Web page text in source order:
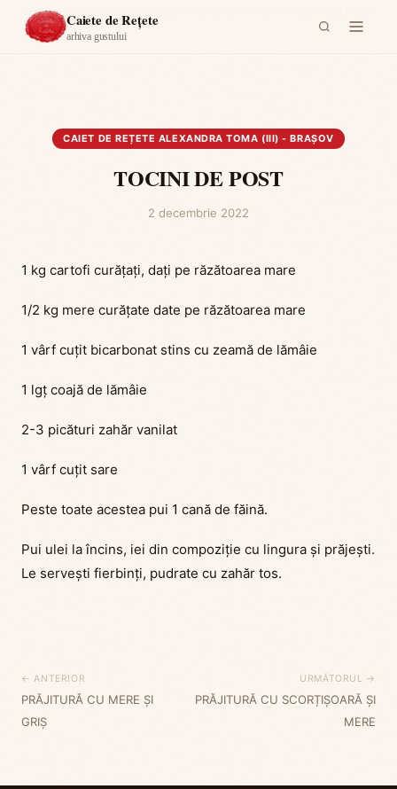
Caiete de Rețete
arhiva gustului
Acasă ›
CAIET DE REȚETE ALEXANDRA TOMA (III) - BRAȘOV
TOCINI DE POST
2 decembrie 2022
1 kg cartofi curățați, dați pe răzătoarea mare
1/2 kg mere curățate date pe răzătoarea mare
1 vârf cuțit bicarbonat stins cu zeamă de lămâie
1 lgț coajă de lămâie
2-3 picături zahăr vanilat
1 vârf cuțit sare
Peste toate acestea pui 1 cană de făină.
Pui ulei la încins, iei din compoziție cu lingura și prăjești.
Le servești fierbinți, pudrate cu zahăr tos.
← ANTERIOR
PRĂJITURĂ CU MERE ȘI
GRIȘ
URMĂTORUL →
PRĂJITURĂ CU SCORȚIȘOARĂ ȘI
MERE